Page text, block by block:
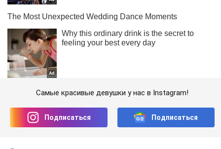
Самые красивые девушки у нас в Instagram!
Подписаться Подписаться